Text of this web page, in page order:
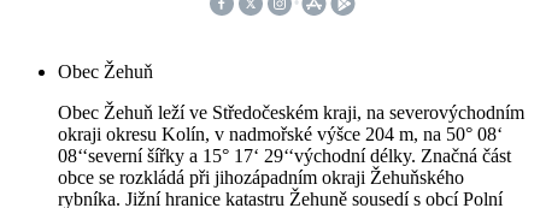
Obec Žehuň
Obec Žehuň leží ve Středočeském kraji, na severovýchodním
okraji okresu Kolín, v nadmořské výšce 204 m, na 50° 08‘
08‘‘severní šířky a 15° 17‘ 29‘‘východní délky. Značná část
obce se rozkládá při jihozápadním okraji Žehuňského
rybníka. Jižní hranice katastru Žehuně sousedí s obcí Polní